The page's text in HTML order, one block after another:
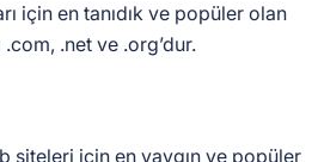
için en tanıdık ve popüler olan
.com, .net ve .org’dur.
siteleri için en yaygın ve popüler